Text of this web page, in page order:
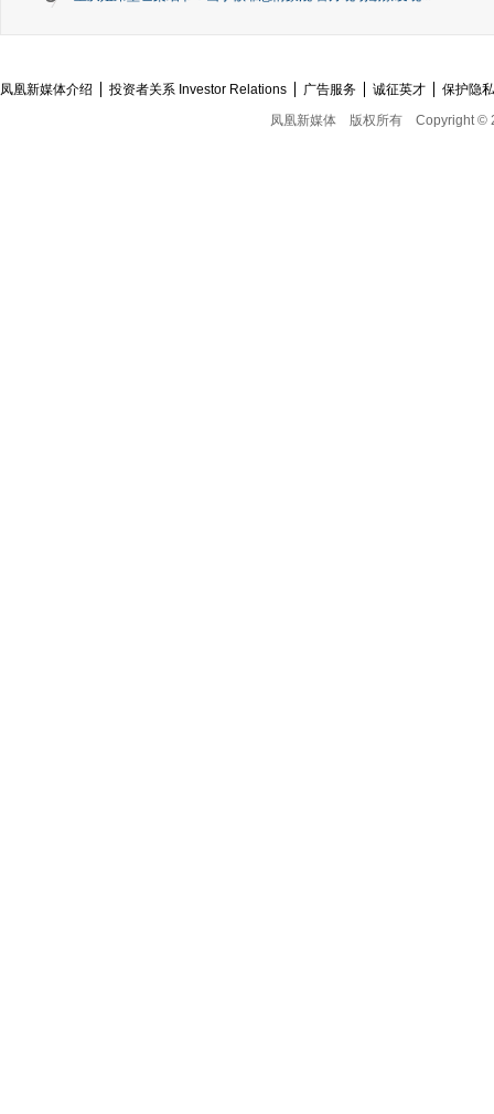
凤凰新媒体介绍 投资者关系 Investor Relations 广告服务 诚征英才
保护隐
凤凰新媒体
版权所有 Copyright ©